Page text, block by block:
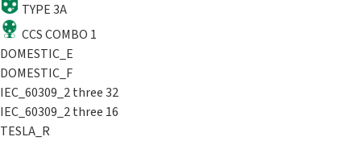
TYPE 3A
CCS COMBO 1
DOMESTIC_E
DOMESTIC_F
IEC_60309_2 three 32
IEC_60309_2 three 16
TESLA_R